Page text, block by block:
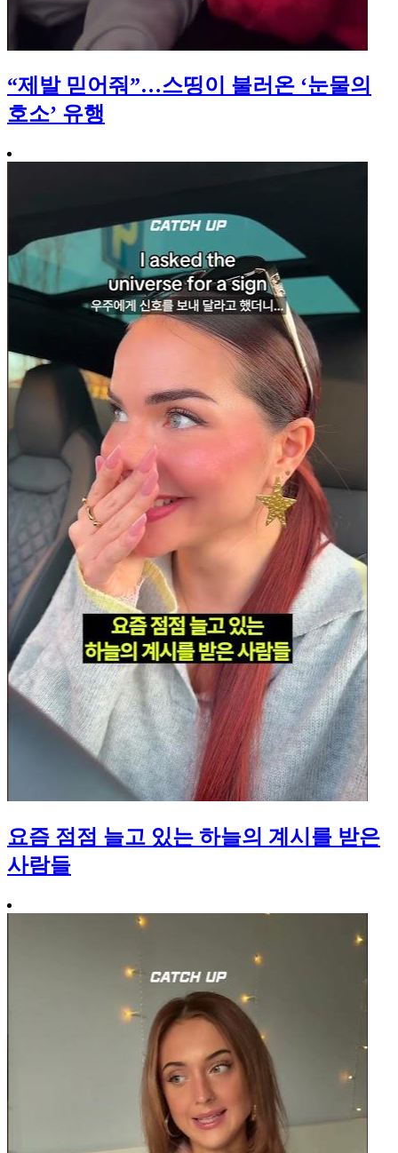
“제발 믿어줘”…스띵이 불러온 ‘눈물의
호소’ 유행
요즘 점점 늘고 있는 하늘의 계시를 받은
사람들